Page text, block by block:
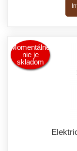
Momentálne
nie je
skladom